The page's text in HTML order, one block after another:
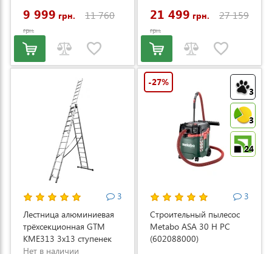
9 999 грн. 11 760
грн.
21 499 грн. 27 159
грн.
3
Лестница алюминиевая
трёхсекционная GTM
KME313 3x13 ступенек
3.53-8.93м (KME313)
Нет в наличии
3
3
24
-27%
3
Строительный пылесос
Metabo ASA 30 H PC
(602088000)